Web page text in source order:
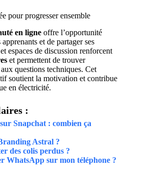
pour progresser ensemble
en ligne offre l’opportunité
et de partager ses
espaces de discussion renforcent
et permettent de trouver
questions techniques. Cet
soutient la motivation et contribue
en électricité.
:
Snapchat : combien ça
Astral ?
des colis perdus ?
WhatsApp sur mon téléphone ?